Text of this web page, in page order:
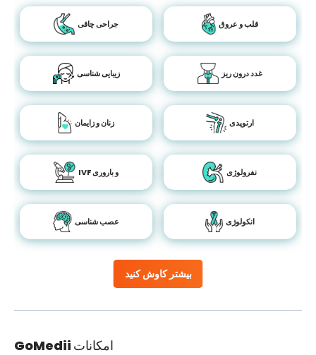
بیشتر کاوش کنید
جراحی چاقی قلب و عروق
زیبایی شناسی غدد درون ریز
زنان و زایمان ارتوپدی
IVF و باروری نفرولوژی
عصب شناسی انکولوژی
GoMedii امکانات